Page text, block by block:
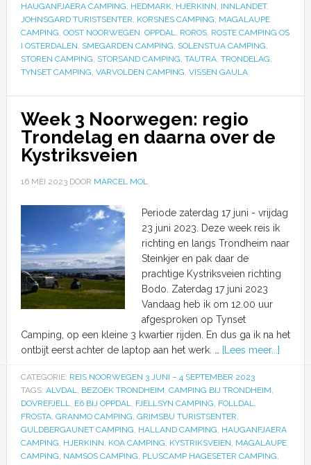
HAUGANFJAERA CAMPING, HEDMARK, HJERKINN, INNLANDET,
JOHNSGARD TURISTSENTER, KORSNES CAMPING, MAGALAUPE
CAMPING, OOST NOORWEGEN, OPPDAL, ROROS, ROSTE CAMPING OS
I OSTERDALEN, SMEGARDEN CAMPING, SOLENSTUA CAMPING,
STOREN CAMPING, STORSAND CAMPING, TAUTRA, TRONDELAG,
TYNSET CAMPING, VARVOLDEN CAMPING, VISSEN GAULA
Week 3 Noorwegen: regio
Trondelag en daarna over de
Kystriksveien
16 MEI 2023DOOR MARCEL MOL
Periode zaterdag 17 juni - vrijdag
23 juni 2023. Deze week reis ik
richting en langs Trondheim naar
Steinkjer en pak daar de
prachtige Kystriksveien richting
Bodo. Zaterdag 17 juni 2023
Vandaag heb ik om 12.00 uur
afgesproken op Tynset
Camping, op een kleine 3 kwartier rijden. En dus ga ik na het
ontbijt eerst achter de laptop aan het werk. …
[Lees meer...]
CATEGORIE: REIS NOORWEGEN 3 JUNI – 4 SEPTEMBER 2023
TAGS: ALVDAL, BEZOEK TRONDHEIM, CAMPING BIJ TRONDHEIM,
DOVREFJELL, E6 BIJ OPPDAL, FJELLSYN CAMPING, FOLLDAL,
FROSTA, GRANMO CAMPING, GRIMSBU TURISTSENTER,
GULDBERGAUNET CAMPING, HALLAND CAMPING, HAUGANFJAERA
CAMPING, HJERKINN, KOA CAMPING, KYSTRIKSVEIEN, MAGALAUPE
CAMPING, NAMSOS CAMPING, PLUSCAMP HAGESETER CAMPING,